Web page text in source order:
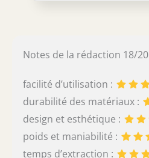
Notes de la rédaction 18/20
facilité d’utilisation :
durabilité des matériaux :
design et esthétique :
poids et maniabilité :
temps d’extraction :